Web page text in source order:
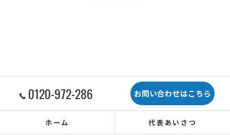
0120-972-286 お問い合わせはこちら
ホーム 代表あいさつ